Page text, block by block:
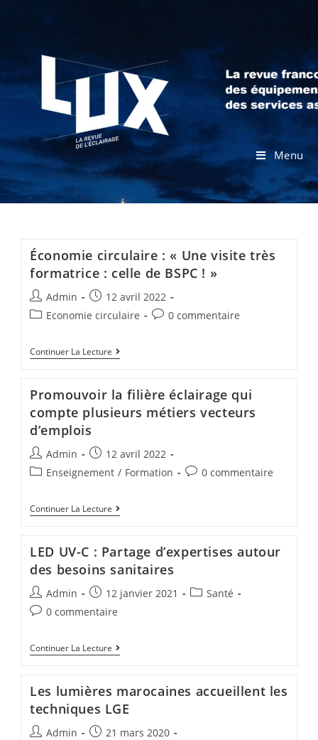
Menu
Économie circulaire : « Une visite très
formatrice : celle de BSPC ! »
Admin
12 avril 2022
Economie circulaire
0 commentaire
Continuer La Lecture
Promouvoir la filière éclairage qui
compte plusieurs métiers vecteurs
d’emplois
Admin
12 avril 2022
Enseignement / Formation 0 commentaire
Continuer La Lecture
LED UV-C : Partage d’expertises autour
des besoins sanitaires
Admin 12 janvier 2021
Santé
0 commentaire
Continuer La Lecture
Les lumières marocaines accueillent les
techniques LGE
Admin
21 mars 2020